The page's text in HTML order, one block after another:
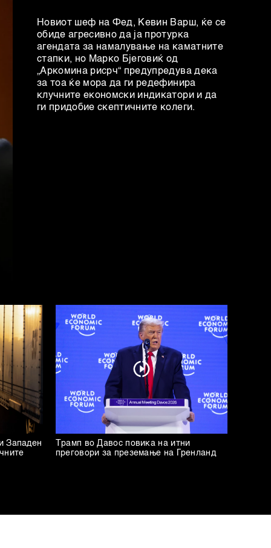
Новиот шеф на Фeд, Кевин Варш, ќе се
обиде агресивно да ја протурка
агендата за намалување на каматните
стапки, но Марко Бјеговиќ од
„Аркомина рисрч“ предупредува дека
за тоа ќе мора да ги редефинира
клучните економски индикатори и да
ги придобие скептичните колеги.
Западен
Трамп во Давос повика на итни
преговори за преземање на Гренланд